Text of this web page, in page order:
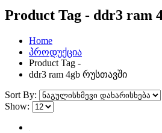
Product Tag - ddr3 ram
Home
პროდუქცია
Product Tag -
ddr3 ram 4gb რუსთავში
Sort By:
Show: